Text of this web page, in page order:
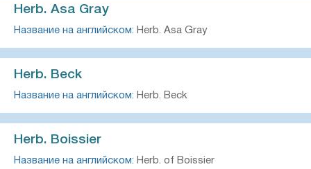
Herb. Asa Gray
Название на английском: Herb. Asa Gray
Herb. Beck
Название на английском: Herb. Beck
Herb. Boissier
Название на английском: Herb. of Boissier